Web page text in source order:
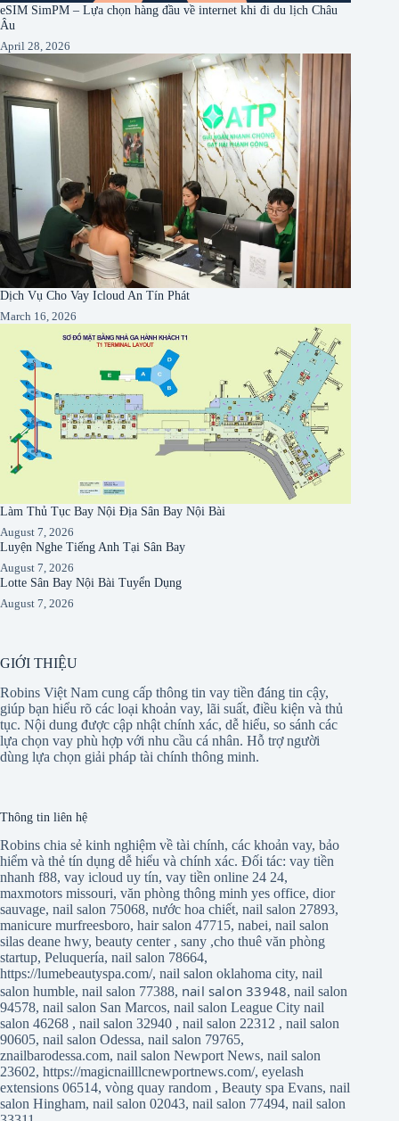
eSIM SimPM – Lựa chọn hàng đầu về internet khi đi du lịch Châu
Âu
April 28, 2026
Dịch Vụ Cho Vay Icloud An Tín Phát
March 16, 2026
Làm Thủ Tục Bay Nội Địa Sân Bay Nội Bài
August 7, 2026
Luyện Nghe Tiếng Anh Tại Sân Bay
August 7, 2026
Lotte Sân Bay Nội Bài Tuyển Dụng
August 7, 2026
GIỚI THIỆU
Robins Việt Nam cung cấp thông tin vay tiền đáng tin cậy,
giúp bạn hiểu rõ các loại khoản vay, lãi suất, điều kiện và thủ
tục. Nội dung được cập nhật chính xác, dễ hiểu, so sánh các
lựa chọn vay phù hợp với nhu cầu cá nhân. Hỗ trợ người
dùng lựa chọn giải pháp tài chính thông minh.
Thông tin liên hệ
Robins chia sẻ kinh nghiệm về tài chính, các khoản vay, bảo
hiểm và thẻ tín dụng dễ hiểu và chính xác. Đối tác: vay tiền
nhanh f88, vay icloud uy tín, vay tiền online 24 24,
maxmotors missouri, văn phòng thông minh yes office, dior
sauvage, nail salon 75068, nước hoa chiết, nail salon 27893,
manicure murfreesboro, hair salon 47715, nabei, nail salon
silas deane hwy, beauty center, sany ,cho thuê văn phòng
startup, Peluquería, nail salon 78664,
https://lumebeautyspa.com/, nail salon oklahoma city, nail
salon humble, nail salon 77388, nail salon 33948,nail salon
94578, nail salon San Marcos, nail salon League City nail
salon 46268 , nail salon 32940 , nail salon 22312 , nail salon
90605, nail salon Odessa, nail salon 79765,
znailbarodessa.com, nail salon Newport News, nail salon
23602, https://magicnailllcnewportnews.com/, eyelash
extensions 06514, vòng quay random , Beauty spa Evans, nail
salon Hingham, nail salon 02043, nail salon 77494, nail salon